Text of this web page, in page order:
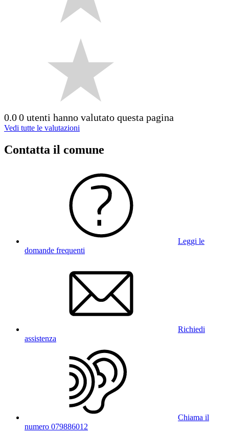
0.00 utenti hanno valutato questa pagina
Vedi tutte le valutazioni
Contatta il comune
Leggi le
domande frequenti
Richiedi
assistenza
Chiama il
numero 079886012